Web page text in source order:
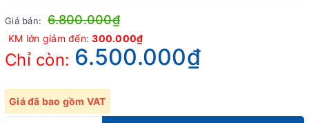
Giá bán: 6.800.000₫
KM lớn giảm đến:300.000₫
Chỉ còn: 6.500.000₫
Giá đã bao gồm VAT